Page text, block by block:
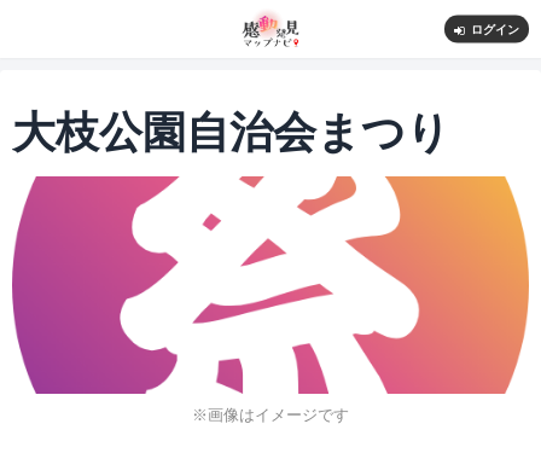
ログイン
大枝公園自治会まつり
※画像はイメージです